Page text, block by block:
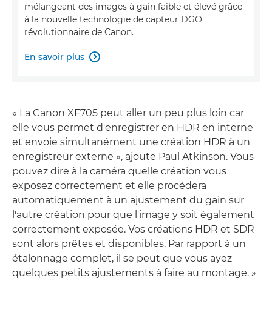
mélangeant des images à gain faible et élevé grâce
à la nouvelle technologie de capteur DGO
révolutionnaire de Canon.
En savoir plus 
« La Canon XF705 peut aller un peu plus loin car
elle vous permet d'enregistrer en HDR en interne
et envoie simultanément une création HDR à un
enregistreur externe », ajoute Paul Atkinson. Vous
pouvez dire à la caméra quelle création vous
exposez correctement et elle procédera
automatiquement à un ajustement du gain sur
l'autre création pour que l'image y soit également
correctement exposée. Vos créations HDR et SDR
sont alors prêtes et disponibles. Par rapport à un
étalonnage complet, il se peut que vous ayez
quelques petits ajustements à faire au montage. »